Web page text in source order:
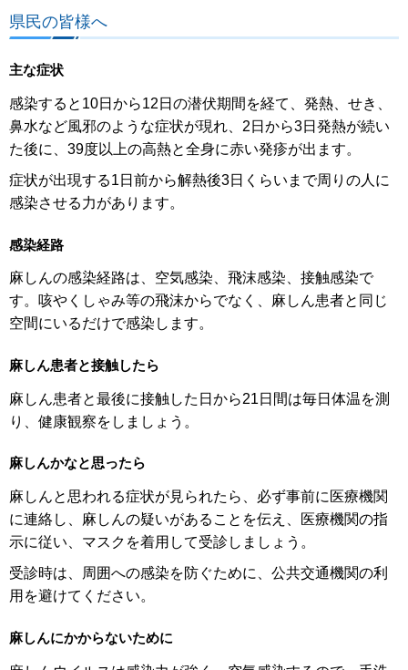
県民の皆様へ
主な症状
感染すると10日から12日の潜伏期間を経て、発熱、せき、
鼻水など風邪のような症状が現れ、2日から3日発熱が続い
た後に、39度以上の高熱と全身に赤い発疹が出ます。
症状が出現する1日前から解熱後3日くらいまで周りの人に
感染させる力があります。
感染経路
麻しんの感染経路は、空気感染、飛沫感染、接触感染で
す。咳やくしゃみ等の飛沫からでなく、麻しん患者と同じ
空間にいるだけで感染します。
麻しん患者と接触したら
麻しん患者と最後に接触した日から21日間は毎日体温を測
り、健康観察をしましょう。
麻しんかなと思ったら
麻しんと思われる症状が見られたら、必ず事前に医療機関
に連絡し、麻しんの疑いがあることを伝え、医療機関の指
示に従い、マスクを着用して受診しましょう。
受診時は、周囲への感染を防ぐために、公共交通機関の利
用を避けてください。
麻しんにかからないために